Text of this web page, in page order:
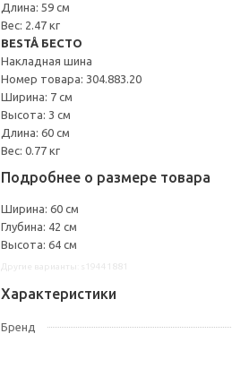
Длина: 59 см
Вес: 2.47 кг
BESTÅ БЕСТО
Накладная шина
Номер товара: 304.883.20
Ширина: 7 см
Высота: 3 см
Длина: 60 см
Вес: 0.77 кг
Подробнее о размере товара
Ширина: 60 см
Глубина: 42 см
Высота: 64 см
Характеристики
Бренд